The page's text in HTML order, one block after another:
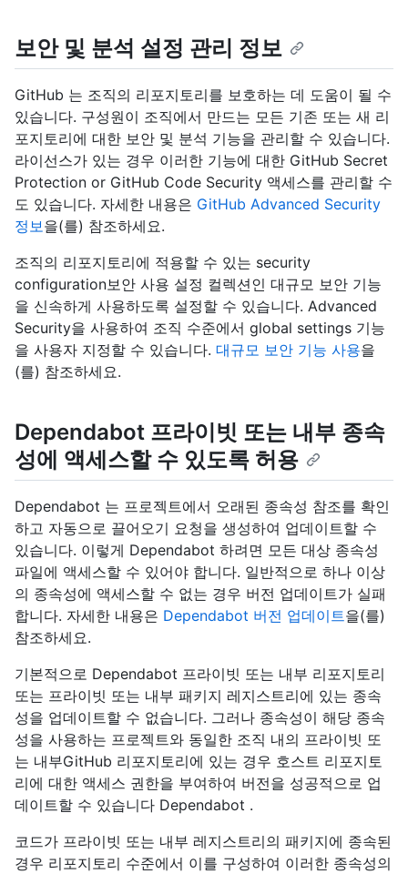
보안 및 분석 설정 관리 정보
GitHub 는 조직의 리포지토리를 보호하는 데 도움이 될 수
있습니다. 구성원이 조직에서 만드는 모든 기존 또는 새 리
포지토리에 대한 보안 및 분석 기능을 관리할 수 있습니다.
라이선스가 있는 경우 이러한 기능에 대한 GitHub Secret
Protection or GitHub Code Security 액세스를 관리할 수
도 있습니다. 자세한 내용은 GitHub Advanced Security
정보을(를) 참조하세요.
조직의 리포지토리에 적용할 수 있는 security
configuration보안 사용 설정 컬렉션인 대규모 보안 기능
을 신속하게 사용하도록 설정할 수 있습니다. Advanced
Security을 사용하여 조직 수준에서 global settings 기능
을 사용자 지정할 수 있습니다. 대규모 보안 기능 사용을
(를) 참조하세요.
Dependabot 프라이빗 또는 내부 종속
성에 액세스할 수 있도록 허용
Dependabot 는 프로젝트에서 오래된 종속성 참조를 확인
하고 자동으로 끌어오기 요청을 생성하여 업데이트할 수
있습니다. 이렇게 Dependabot 하려면 모든 대상 종속성
파일에 액세스할 수 있어야 합니다. 일반적으로 하나 이상
의 종속성에 액세스할 수 없는 경우 버전 업데이트가 실패
합니다. 자세한 내용은 Dependabot 버전 업데이트을(를)
참조하세요.
기본적으로 Dependabot 프라이빗 또는 내부 리포지토리
또는 프라이빗 또는 내부 패키지 레지스트리에 있는 종속
성을 업데이트할 수 없습니다. 그러나 종속성이 해당 종속
성을 사용하는 프로젝트와 동일한 조직 내의 프라이빗 또
는 내부GitHub 리포지토리에 있는 경우 호스트 리포지토
리에 대한 액세스 권한을 부여하여 버전을 성공적으로 업
데이트할 수 있습니다 Dependabot .
코드가 프라이빗 또는 내부 레지스트리의 패키지에 종속된
경우 리포지토리 수준에서 이를 구성하여 이러한 종속성의